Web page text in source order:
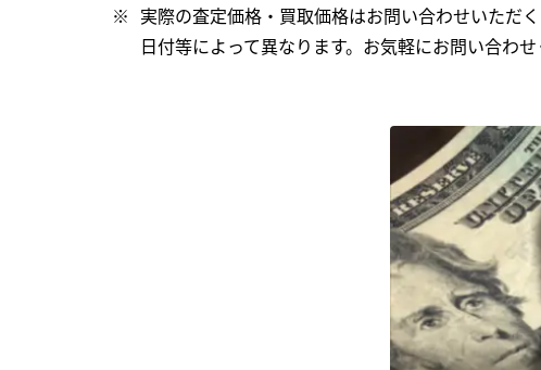
実際の査定価格・買取価格はお問い合わせいただ
日付等によって異なります。お気軽にお問い合わせ